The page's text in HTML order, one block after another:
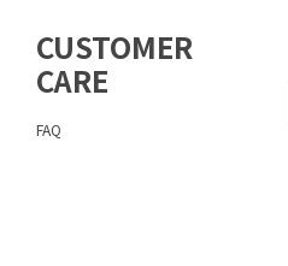
CUSTOMER
CARE
FAQ